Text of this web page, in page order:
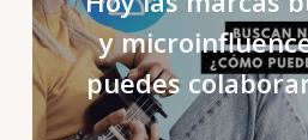
y
puedes